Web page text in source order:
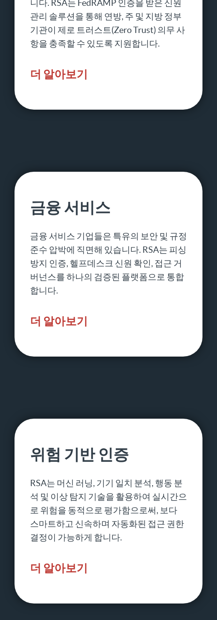
니다. RSA는 FedRAMP 인증을 받은 신원
관리 솔루션을 통해 연방, 주 및 지방 정부
기관이 제로 트러스트(Zero Trust) 의무 사
항을 충족할 수 있도록 지원합니다.
더 알아보기
금융 서비스
금융 서비스 기업들은 특유의 보안 및 규정
준수 압박에 직면해 있습니다. RSA는 피싱
방지 인증, 헬프데스크 신원 확인, 접근 거
버넌스를 하나의 검증된 플랫폼으로 통합
합니다.
더 알아보기
위험 기반 인증
RSA는 머신 러닝, 기기 일치 분석, 행동 분
석 및 이상 탐지 기술을 활용하여 실시간으
로 위험을 동적으로 평가함으로써, 보다
스마트하고 신속하며 자동화된 접근 권한
결정이 가능하게 합니다.
더 알아보기